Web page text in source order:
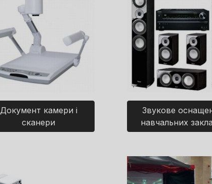
Документ камери і
сканери
Звукове
навчальних